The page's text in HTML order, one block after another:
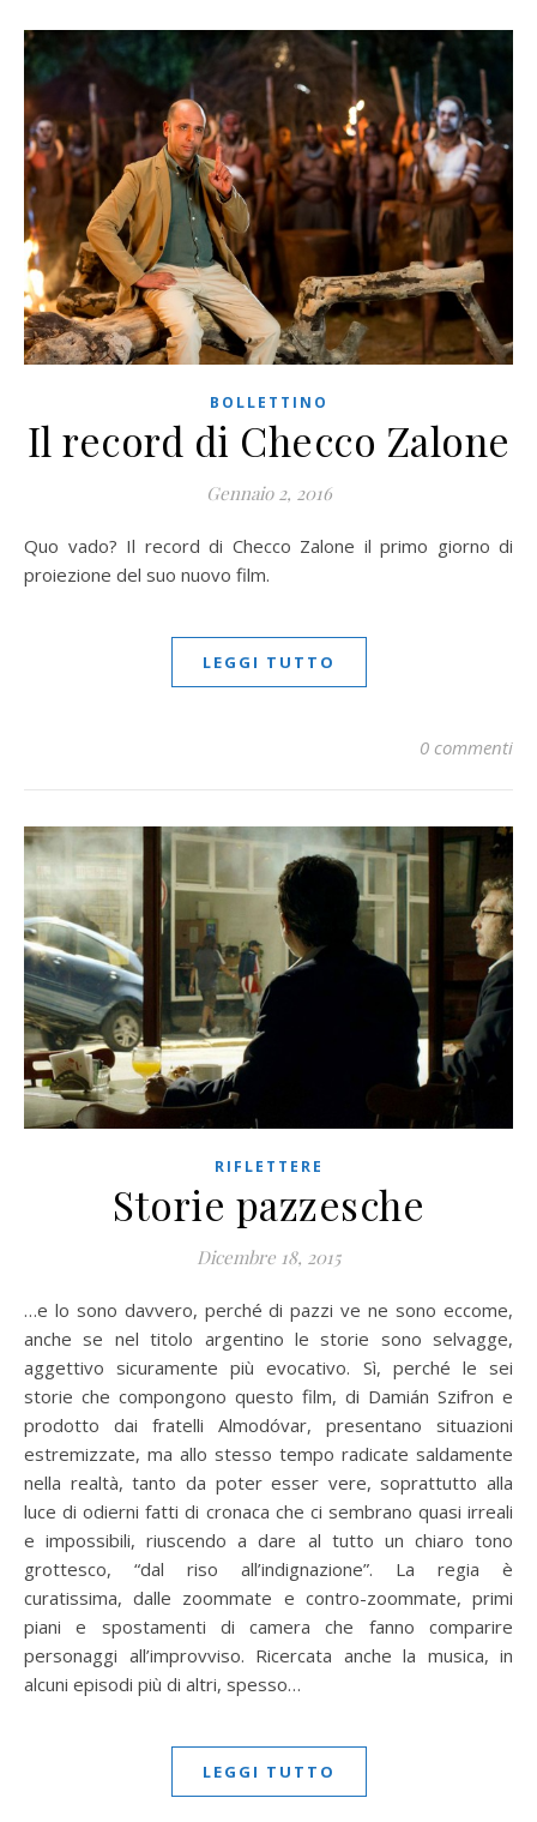
BOLLETTINO
Il record di Checco Zalone
Gennaio 2, 2016
Quo vado? Il record di Checco Zalone il primo giorno di
proiezione del suo nuovo film.
LEGGI TUTTO
0 commenti
RIFLETTERE
Storie pazzesche
Dicembre 18, 2015
…e lo sono davvero, perché di pazzi ve ne sono eccome,
anche se nel titolo argentino le storie sono selvagge,
aggettivo sicuramente più evocativo. Sì, perché le sei
storie che compongono questo film, di Damián Szifron e
prodotto dai fratelli Almodóvar, presentano situazioni
estremizzate, ma allo stesso tempo radicate saldamente
nella realtà, tanto da poter esser vere, soprattutto alla
luce di odierni fatti di cronaca che ci sembrano quasi irreali
e impossibili, riuscendo a dare al tutto un chiaro tono
grottesco, “dal riso all’indignazione”. La regia è
curatissima, dalle zoommate e contro-zoommate, primi
piani e spostamenti di camera che fanno comparire
personaggi all’improvviso. Ricercata anche la musica, in
alcuni episodi più di altri, spesso…
LEGGI TUTTO